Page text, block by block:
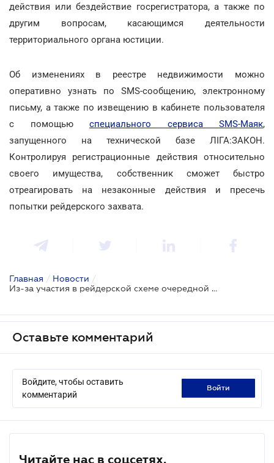
действия или бездействие госрегистратора, а также по
другим вопросам, касающимся деятельности
территориального органа юстиции.
Об изменениях в реестре недвижимости можно
оперативно узнать по SMS-сообщению, электронному
письму, а также по извещению в кабинете пользователя
с помощью специального сервиса SMS-Маяк,
запущенного на технической базе ЛІГА:ЗАКОН.
Контролируя регистрационные действия относительно
своего имущества, собственник сможет быстро
отреагировать на незаконные действия и пресечь
попытки рейдерского захвата.
Главная / Новости /
Из-за участия в рейдерской схеме очередной госрегистратор лишен доступа к реестру недвижимости
Оставьте комментарий
Войдите, чтобы оставить
комментарий
войти
Читайте нас в соцсетях.